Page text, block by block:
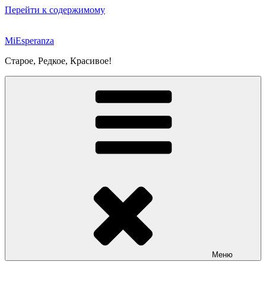
Перейти к содержимому
MiEsperanza
Старое, Редкое, Красивое!
Меню